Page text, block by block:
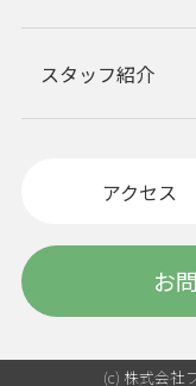
スタッフ紹介
アクセス
お
(c) 株式会社